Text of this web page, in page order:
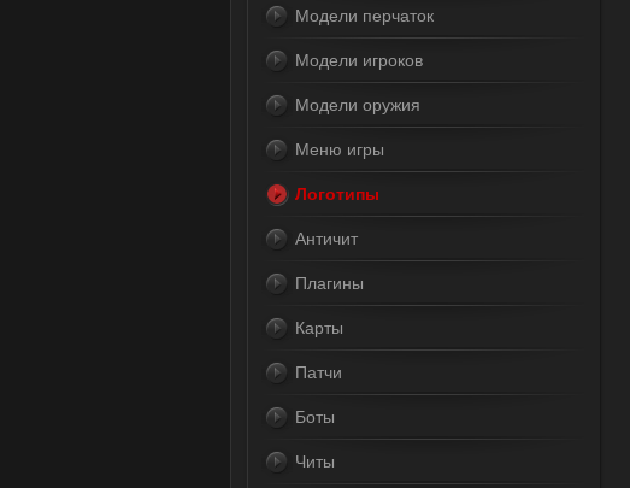
Модели перчаток
Модели игроков
Модели оружия
Меню игры
Логотипы
Античит
Плагины
Карты
Патчи
Боты
Читы